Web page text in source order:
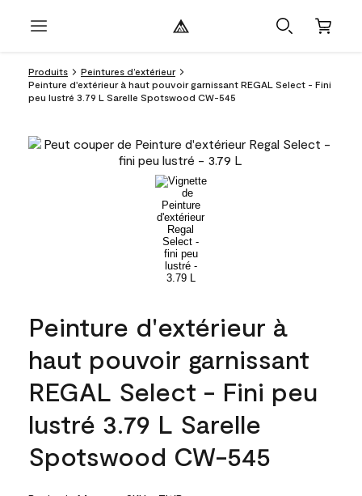
Produits
Peintures d’extérieur
Peinture d'extérieur à haut pouvoir garnissant REGAL Select - Fini
peu lustré 3.79 L Sarelle Spotswood CW-545
Peinture d'extérieur à
haut pouvoir garnissant
REGAL Select - Fini peu
lustré 3.79 L Sarelle
Spotswood CW-545